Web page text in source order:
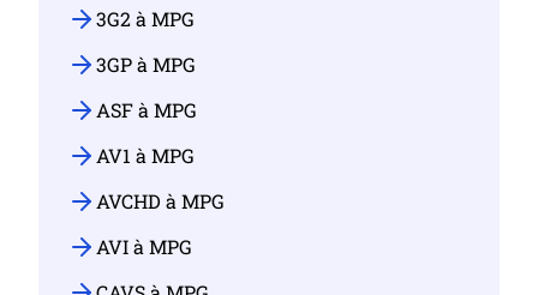
3G2 à MPG
3GP à MPG
ASF à MPG
AV1 à MPG
AVCHD à MPG
AVI à MPG